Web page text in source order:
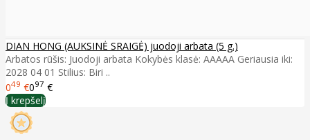
DIAN HONG (AUKSINĖ SRAIGĖ) juodoji arbata (5 g.)
Arbatos rūšis: Juodoji arbata Kokybės klasė: AAAAA Geriausia iki:
2028 04 01 Stilius: Biri ..
049 €097 €
Į krepšelį